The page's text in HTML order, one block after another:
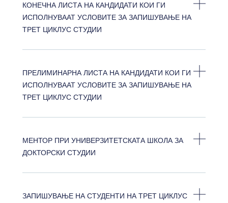
КОНЕЧНА ЛИСТА НА КАНДИДАТИ КОИ ГИ
ИСПОЛНУВААТ УСЛОВИТЕ ЗА ЗАПИШУВАЊЕ НА
ТРЕТ ЦИКЛУС СТУДИИ
ПРЕЛИМИНАРНА ЛИСТА НА КАНДИДАТИ КОИ ГИ
ИСПОЛНУВААТ УСЛОВИТЕ ЗА ЗАПИШУВАЊЕ НА
ТРЕТ ЦИКЛУС СТУДИИ
МЕНТОР ПРИ УНИВЕРЗИТЕТСКАТА ШКОЛА ЗА
ДОКТОРСКИ СТУДИИ
ЗАПИШУВАЊЕ НА СТУДЕНТИ НА ТРЕТ ЦИКЛУС